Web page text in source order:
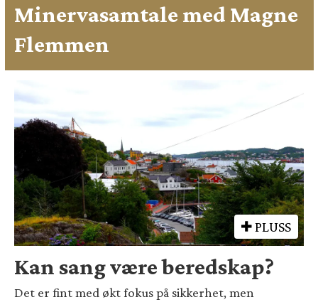
Minervasamtale med Magne
Flemmen
PLUSS
Kan sang være beredskap?
Det er fint med økt fokus på sikkerhet, men